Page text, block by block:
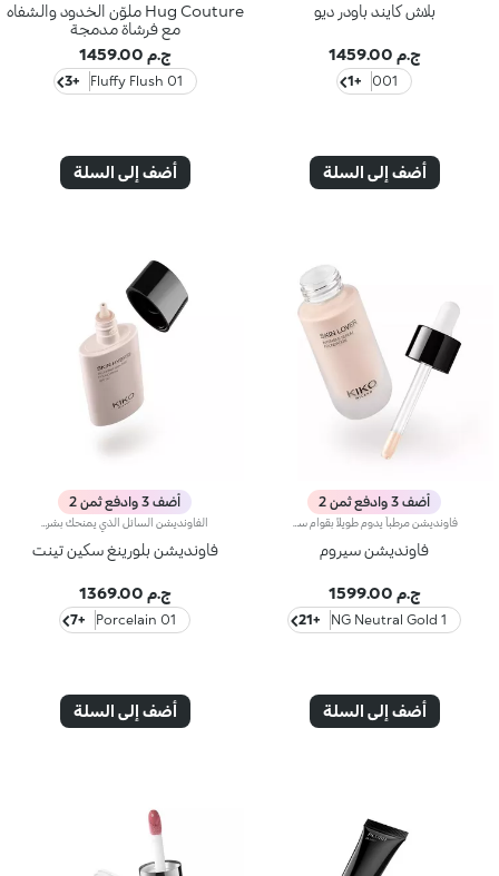
بلاش كايند باودر ديو
ج.م 1459.00
001
+1
أضف إلى السلة
Hug Couture ملوّن الخدود والشفاه
مع فرشاة مدمجة
ج.م 1459.00
01 Fluffy Flush
+3
أضف إلى السلة
أضف 3 وادفع ثمن 2
فاونديشن سيروم
ج.م 1599.00
1 NG Neutral Gold
+21
أضف إلى السلة
أضف 3 وادفع ثمن 2
فاونديشن بلورينغ سكين تينت
ج.م 1369.00
01 Porcelain
+7
أضف إلى السلة